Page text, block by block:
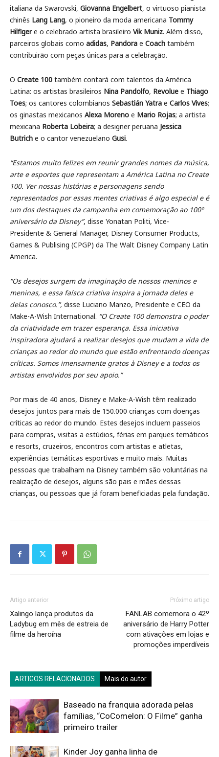
italiana da Swarovski, Giovanna Engelbert, o virtuoso pianista
chinês Lang Lang, o pioneiro da moda americana Tommy
Hilfigere o celebrado artista brasileiro Vik Muniz. Além disso,
parceiros globais como adidas, Pandora e Coach também
contribuirão com peças únicas para a celebração.
O Create 100 também contará com talentos da América
Latina: os artistas brasileiros Nina Pandolfo, Revolue e Thiago
Toes; os cantores colombianos Sebastián Yatra e Carlos Vives;
os ginastas mexicanos Alexa Moreno e Mario Rojas; a artista
mexicana Roberta Lobeira; a designer peruana Jessica
Butrich e o cantor venezuelano Gusi.
“Estamos muito felizes em reunir grandes nomes da música,
arte e esportes que representam a América Latina no Create
100. Ver nossas histórias e personagens sendo
representados por essas mentes criativas é algo especial e é
um dos destaques da campanha em comemoração ao 100º
aniversário da Disney”, disse Yonatan Politi, Vice-
Presidente & General Manager, Disney Consumer Products,
Games & Publising (CPGP) da The Walt Disney Company Latin
America.
“Os desejos surgem da imaginação de nossos meninos e
meninas, e essa faísca criativa inspira a jornada deles e
delas conosco.”, disse Luciano Manzo, Presidente e CEO da
Make-A-Wish International. “O Create 100 demonstra o poder
da criatividade em trazer esperança. Essa iniciativa
inspiradora ajudará a realizar desejos que mudam a vida de
crianças ao redor do mundo que estão enfrentando doenças
críticas. Somos imensamente gratos à Disney e a todos os
artistas envolvidos por seu apoio.”
Por mais de 40 anos, Disney e Make-A-Wish têm realizado
desejos juntos para mais de 150.000 crianças com doenças
críticas ao redor do mundo. Estes desejos incluem passeios
para compras, visitas a estúdios, férias em parques temáticos
e resorts, cruzeiros, encontros com artistas e atletas,
experiências temáticas esportivas e muito mais. Muitas
pessoas que trabalham na Disney também são voluntárias na
realização de desejos, alguns são pais e mães dessas
crianças, ou pessoas que já foram beneficiadas pela fundação.
Artigo anterior
Xalingo lança produtos da
Ladybug em mês de estreia de
filme da heroína
Próximo artigo
FANLAB comemora o 42º
aniversário de Harry Potter
com ativações em lojas e
promoções imperdíveis
ARTIGOS RELACIONADOS Mais do autor
Baseado na franquia adorada pelas
famílias, “CoComelon: O Filme” ganha
primeiro trailer
Kinder Joy ganha linha de